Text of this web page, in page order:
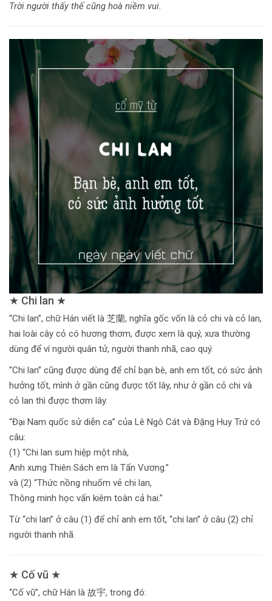
Trời người thấy thế cũng hoà niềm vui.
★ Chi lan ★
“Chi lan”, chữ Hán viết là 芝蘭, nghĩa gốc vốn là cỏ chi và cỏ lan,
hai loài cây cỏ có hương thơm, được xem là quý, xưa thường
dùng để ví người quân tử, người thanh nhã, cao quý.
“Chi lan” cũng được dùng để chỉ bạn bè, anh em tốt, có sức ảnh
hưởng tốt, mình ở gần cũng được tốt lây, như ở gần cỏ chi và
cỏ lan thì được thơm lây.
“Đại Nam quốc sử diễn ca” của Lê Ngô Cát và Đặng Huy Trứ có
câu:
(1) “Chi lan sum hiệp một nhà,
Anh xưng Thiên Sách em là Tấn Vương.”
và (2) “Thức nồng nhuốm vẻ chi lan,
Thông minh học vấn kiêm toàn cả hai.”
Từ “chi lan” ở câu (1) để chỉ anh em tốt, “chi lan” ở câu (2) chỉ
người thanh nhã.
★ Cố vũ ★
“Cố vũ”, chữ Hán là 故宇, trong đó: